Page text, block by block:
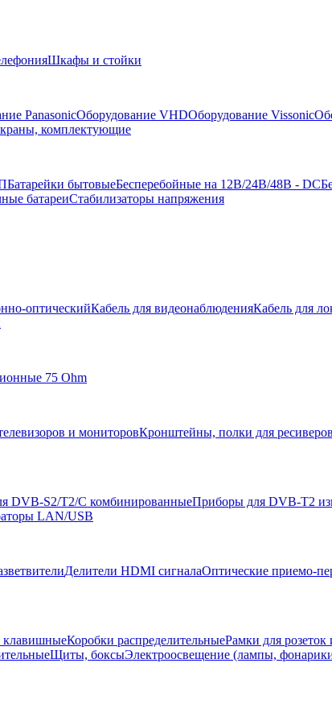
Шкафы и стойки
PanasonicОборудование VHDОборудование Vissonic
комплектующие
Батарейки бытовыеБесперебойные на 12В/24В/48В - DC
батареиСтабилизаторы напряжения
оптическийКабель для видеонаблюденияКабель для
75 Ohm
и мониторовКронштейны, полки для
DVB-S2/T2/C комбинированныеПриборы для DVB-T2
LAN/USB
Делители HDMI сигналаОптические приемо-
клавишныеКоробки распределительныеРамки для
Щиты, боксыЭлектроосвещение (лампы,